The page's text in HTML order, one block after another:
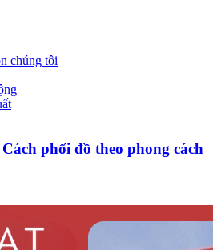
chúng tôi
phối đồ theo phong cách